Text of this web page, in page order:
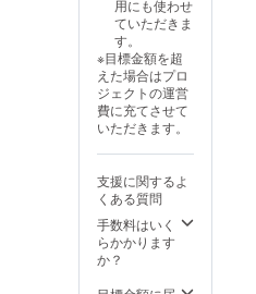
にて
データ
を送り
ます(高
音質
wav形
式)
なたの
お名前
をクレ
ジット
に記載
・掲載
期間と
方法：
動画の
流れる
スタッ
フクレ
ジット
かっこ
よく、
く、ノ
リノリ
に、
しっと
り系、
〇〇風
などな
んでも
OK！
【セッ
ト内
☆MV内
用にも使わせ
ていただきま
す。
※目標金額を超
えた場合はプロ
ジェクトの運営
費に充てさせて
いただきます。
支援に関するよ
くある質問
手数料はいく
らかかります
か？